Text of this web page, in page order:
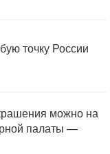
точку России
можно на
палаты —